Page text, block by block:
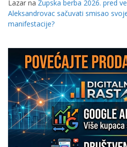
Lazar na Župska berba 2026. pred
Aleksandrovac sačuvati smisao
manifestacije?